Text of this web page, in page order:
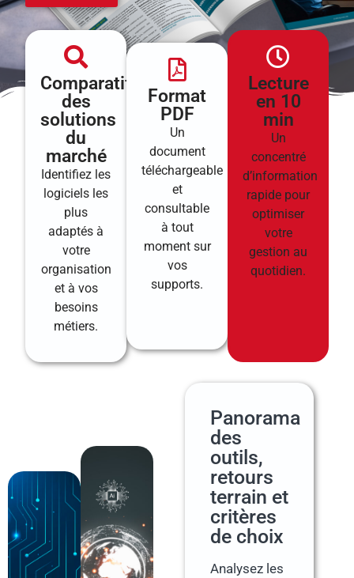
Comparatif
des
solutions
du
marché
Identifiez les
logiciels les
plus
adaptés à
votre
organisation
et à vos
besoins
métiers.
Format
PDF
Un
document
téléchargeable
et
consultable
à tout
moment sur
vos
supports.
Lecture
en 10
min
Un
concentré
d’information
rapide pour
optimiser
votre
gestion au
quotidien.
Panorama
des
outils,
retours
terrain et
critères
de choix
Analysez les